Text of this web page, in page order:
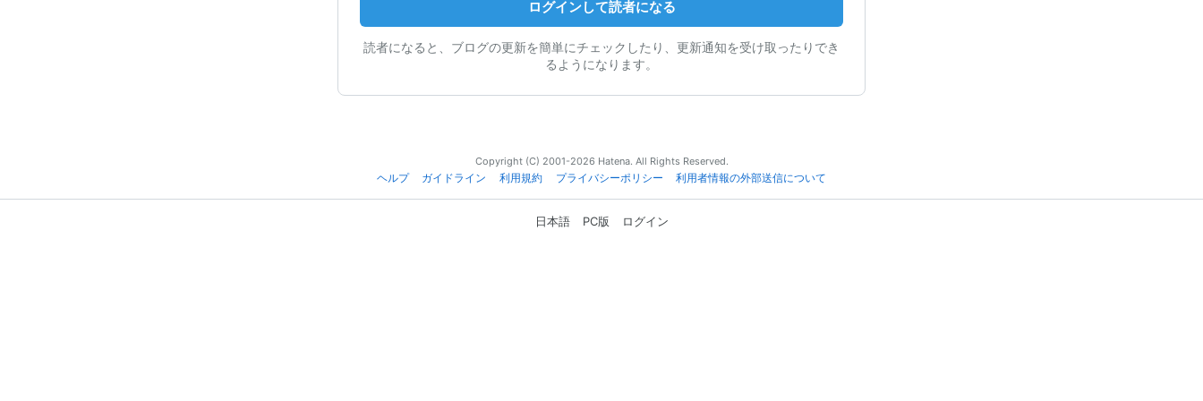
ログインして読者になる
読者になると、ブログの更新を簡単にチェックしたり、更新通知を受け取ったりでき
るようになります。
Copyright (C) 2001-2026 Hatena. All Rights Reserved.
ヘルプ
ガイドライン 利用規約 プライバシーポリシー 利用者情報の外部送信について
日本語 PC版 ログイン